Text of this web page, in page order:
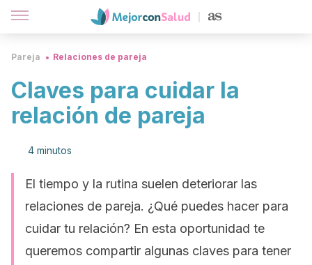
Pareja Relaciones de pareja
Claves para cuidar la
relación de pareja
4 minutos
El tiempo y la rutina suelen deteriorar las
relaciones de pareja. ¿Qué puedes hacer para
cuidar tu relación? En esta oportunidad te
queremos compartir algunas claves para tener